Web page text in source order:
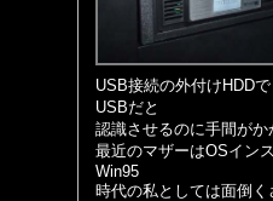
USB接続の外付けHDD
USBだと
認識させるのに手間が
最近のマザーはOSイン
Win95
時代の私としては面倒